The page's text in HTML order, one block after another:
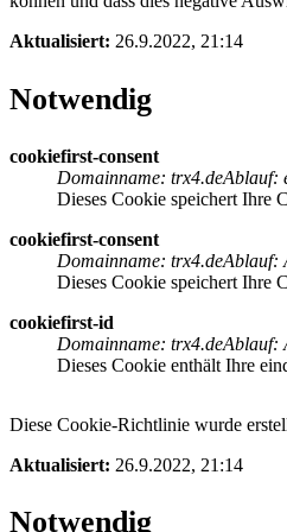
Aktualisiert: 26.9.2022, 21:14
Notwendig
cookiefirst-consent
Domainname: trx4.deAblauf:
Dieses Cookie speichert Ihre
cookiefirst-consent
Domainname: trx4.deAblauf:
Dieses Cookie speichert Ihre
cookiefirst-id
Domainname: trx4.deAblauf:
Dieses Cookie enthält Ihre
Diese Cookie-Richtlinie wurde
Aktualisiert: 26.9.2022, 21:14
Notwendig